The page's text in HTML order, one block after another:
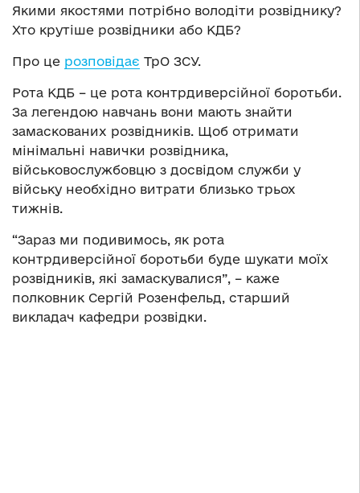
Якими якостями потрібно володіти розвіднику?
Хто крутіше розвідники або КДБ?
Про це розповідає ТрО ЗСУ.
Рота КДБ – це рота контрдиверсійної боротьби.
За легендою навчань вони мають знайти
замаскованих розвідників. Щоб отримати
мінімальні навички розвідника,
військовослужбовцю з досвідом служби у
війську необхідно витрати близько трьох
тижнів.
“Зараз ми подивимось, як рота
контрдиверсійної боротьби буде шукати моїх
розвідників, які замаскувалися”, – каже
полковник Сергій Розенфельд, старший
викладач кафедри розвідки.